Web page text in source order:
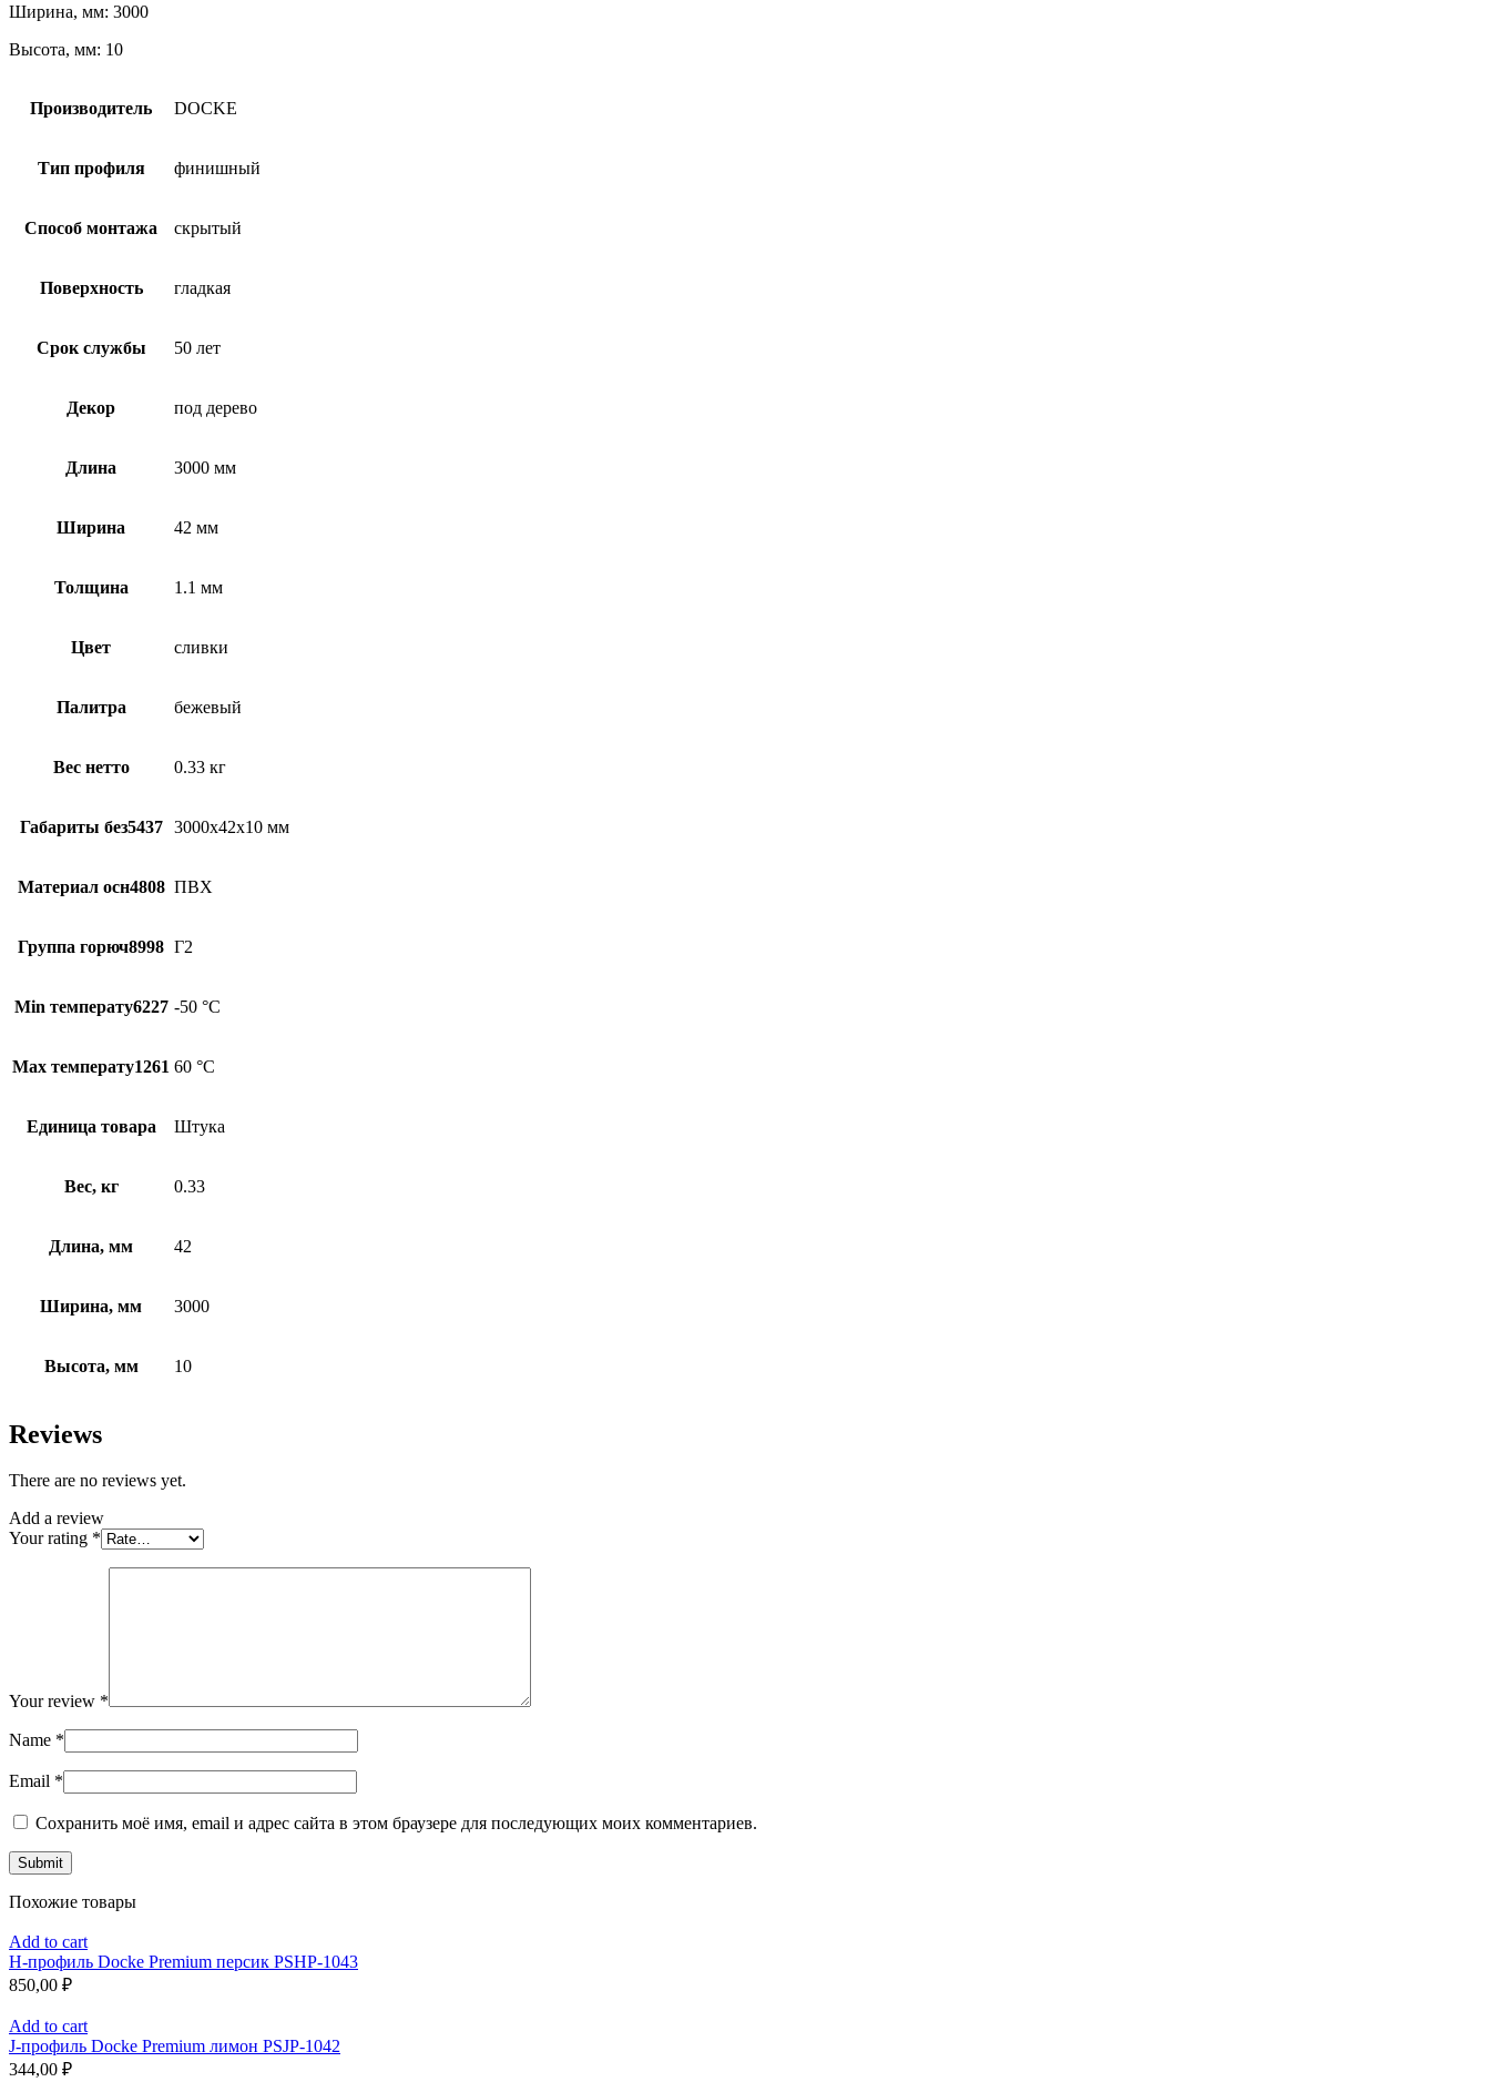
Ширина, мм: 3000
Высота, мм: 10
Производитель DOCKE
Тип профиля финишный
Способ монтажа скрытый
Поверхность гладкая
Срок службы 50 лет
Декор под дерево
Длина 3000 мм
Ширина 42 мм
Толщина 1.1 мм
Цвет сливки
Палитра бежевый
Вес нетто 0.33 кг
Габариты без5437 3000х42х10 мм
Материал осн4808 ПВХ
Группа горюч8998 Г2
Min температу6227 -50 °С
Max температу1261 60 °С
Единица товара Штука
Вес, кг 0.33
Длина, мм 42
Ширина, мм 3000
Высота, мм 10
Reviews
There are no reviews yet.
Add a review
Your rating *
Your review *
Name *
Email *
Сохранить моё имя, email и адрес сайта в этом браузере для последующих моих комментариев.
Похожие товары
Add to cart
H-профиль Docke Premium персик PSHP-1043
850,00 ₽
Add to cart
J-профиль Docke Premium лимон PSJP-1042
344,00 ₽